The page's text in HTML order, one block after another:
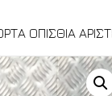
ΟΠΙΣΘΙΑ